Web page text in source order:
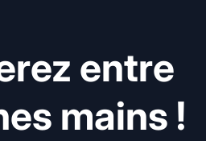
entre
mains !